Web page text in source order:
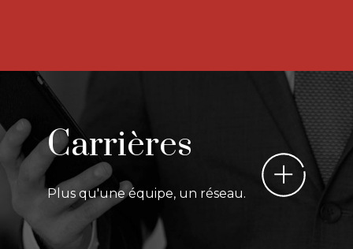
Carrières
Plus qu'une équipe, un réseau.